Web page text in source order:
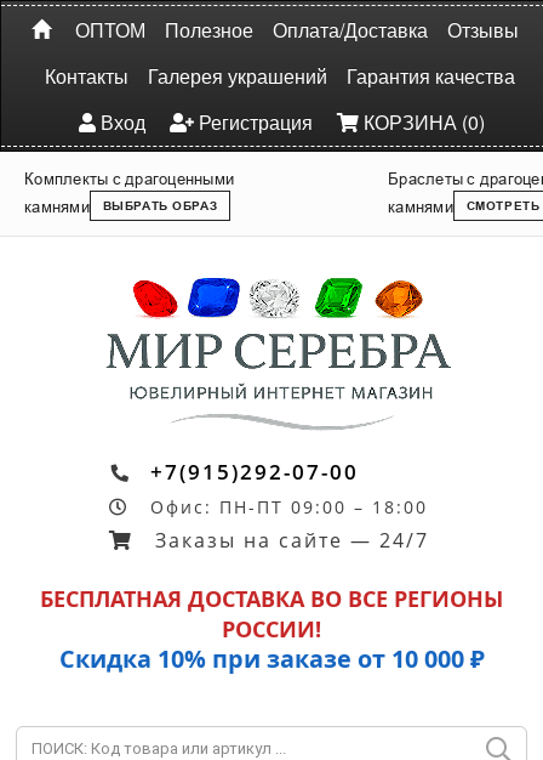
ОПТОМ Полезное Оплата/Доставка
Отзывы
Контакты
Галерея украшений
Гарантия качества
Вход
Регистрация КОРЗИНА (0)
Комплекты с драгоценными
камнями
ВЫБРАТЬ ОБРАЗ
Браслеты с
камнями
СМОТРЕТЬ
+7(915)292-07-00
Офис: ПН-ПТ 09:00 – 18:00
Заказы на сайте — 24/7
БЕСПЛАТНАЯ ДОСТАВКА ВО ВСЕ РЕГИОНЫ
РОССИИ!
Скидка 10% при заказе от 10 000 ₽